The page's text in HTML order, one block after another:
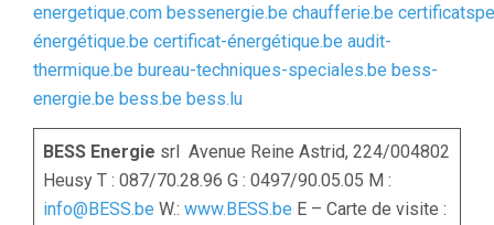
energetique.com bessenergie.be chaufferie.be
énergétique.be certificat-énergétique.be audit-
thermique.be bureau-techniques-speciales.be bess-
energie.be bess.be bess.lu
BESS Energie srl Avenue Reine Astrid, 224/004802
Heusy T : 087/70.28.96 G : 0497/90.05.05 M :
info@BESS.be W.: www.BESS.be E – Carte de visite :